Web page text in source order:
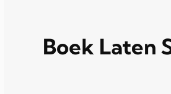
Boek Laten